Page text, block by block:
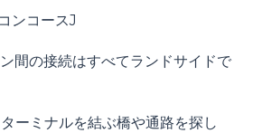
ンコースJ
間の接続はすべてランドサイドで
ーミナルを結ぶ橋や通路を探し